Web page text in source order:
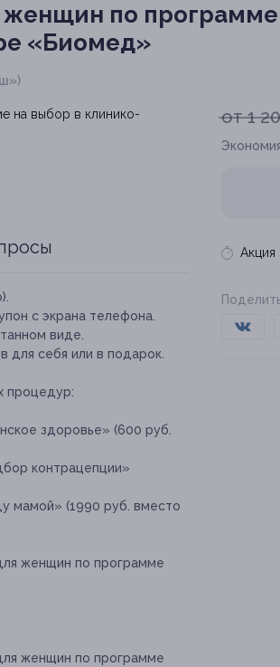
по
«Биомед»
от 1
Акция
с экрана телефона.
виде.
для себя или в подарок.
процедур:
здоровье» (600 руб.
контрацепции»
мамой» (1990 руб. вместо
женщин по программе
женщин по программе